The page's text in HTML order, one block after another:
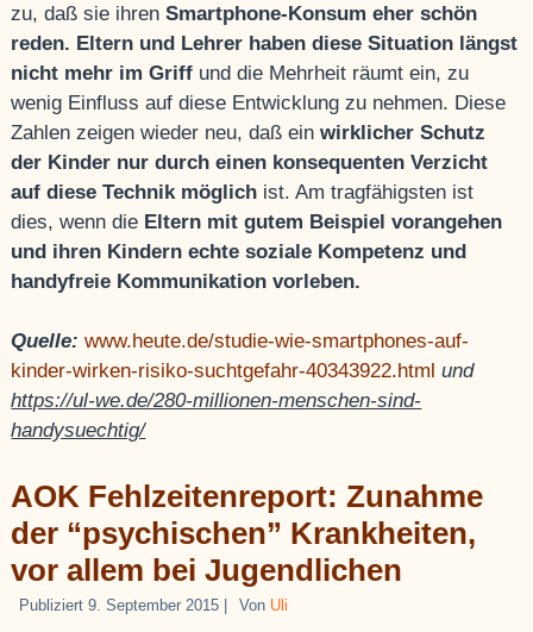
zu, daß sie ihrenSmartphone-Konsum eher schön
reden. Eltern und Lehrer haben diese Situation längst
nicht mehr im Griff und die Mehrheit räumt ein, zu
wenig Einfluss auf diese Entwicklung zu nehmen. Diese
Zahlen zeigen wieder neu, daß einwirklicher Schutz
der Kinder nur durch einen konsequenten Verzicht
auf diese Technik möglich ist. Am tragfähigsten ist
dies, wenn die Eltern mit gutem Beispiel vorangehen
und ihren Kindern echte soziale Kompetenz und
handyfreie Kommunikation vorleben.
Quelle:www.heute.de/studie-wie-smartphones-auf-
kinder-wirken-risiko-suchtgefahr-40343922.html und
https://ul-we.de/280-millionen-menschen-sind-
handysuechtig/
AOK Fehlzeitenreport: Zunahme
der “psychischen” Krankheiten,
vor allem bei Jugendlichen
Publiziert 9. September 2015 Von Uli